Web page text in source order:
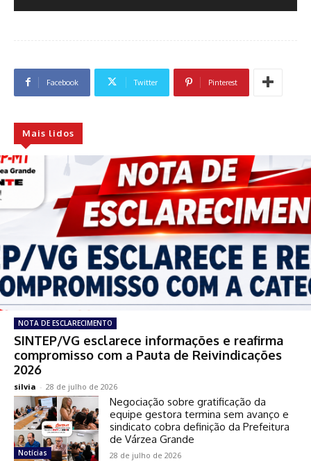
Facebook Twitter Pinterest
Mais lidos
NOTA DE ESCLARECIMENTO
SINTEP/VG esclarece informações e reafirma
compromisso com a Pauta de Reivindicações
2026
silvia - 28 de julho de 2026
Notícias
Negociação sobre gratificação da
equipe gestora termina sem avanço e
sindicato cobra definição da Prefeitura
de Várzea Grande
28 de julho de 2026